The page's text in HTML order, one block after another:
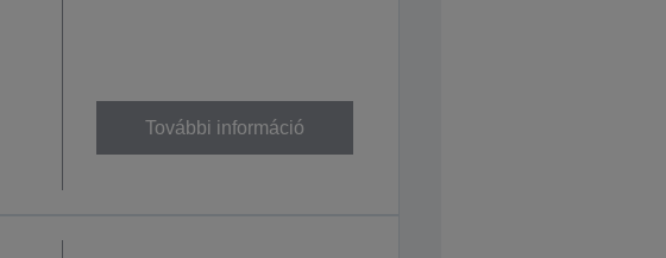
További információ